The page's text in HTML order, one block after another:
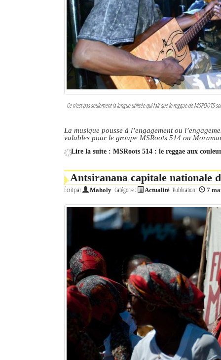
Ce n’est pas seulement la langue utilisée qui fait que le reggae de
La musique pousse à l’engagement ou
valables pour le groupe MSRoots 514 ou
Lire la suite : MSRoots 514 : le reggae aux
Antsiranana capitale nationale
Écrit par Maholy Catégorie : Actualité Publication : 7